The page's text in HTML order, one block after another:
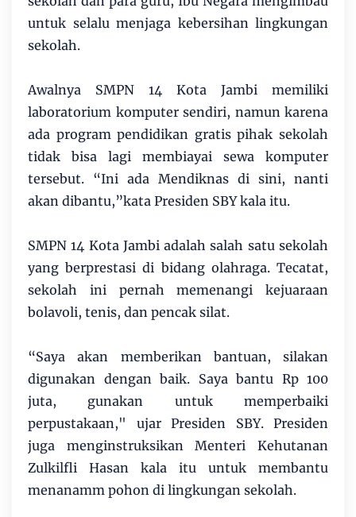
untuk selalu menjaga kebersihan lingkungan
sekolah.
Awalnya SMPN 14 Kota Jambi memiliki
laboratorium komputer sendiri, namun karena
ada program pendidikan gratis pihak sekolah
tidak bisa lagi membiayai sewa komputer
tersebut. “Ini ada Mendiknas di sini, nanti
akan dibantu,”kata Presiden SBY kala itu.
SMPN 14 Kota Jambi adalah salah satu sekolah
yang berprestasi di bidang olahraga. Tecatat,
sekolah ini pernah memenangi kejuaraan
bolavoli, tenis, dan pencak silat.
“Saya akan memberikan bantuan, silakan
digunakan dengan baik. Saya bantu Rp 100
juta, gunakan untuk memperbaiki
perpustakaan," ujar Presiden SBY. Presiden
juga menginstruksikan Menteri Kehutanan
Zulkilfli Hasan kala itu untuk membantu
menanamm pohon di lingkungan sekolah.